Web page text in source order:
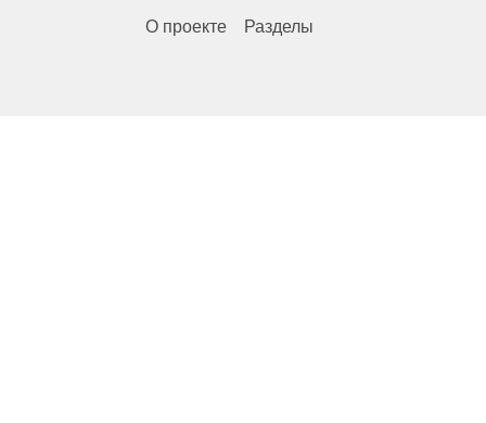
О проекте Разделы